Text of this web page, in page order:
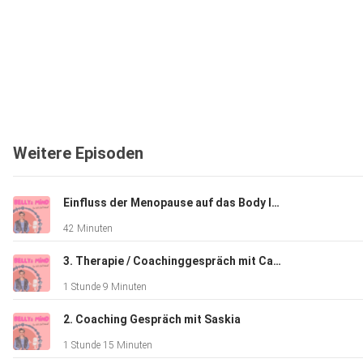
Weitere Episoden
Einfluss der Menopause auf das Body Image
42 Minuten
3. Therapie / Coachinggespräch mit Carla
1 Stunde 9 Minuten
2. Coaching Gespräch mit Saskia
1 Stunde 15 Minuten